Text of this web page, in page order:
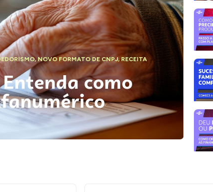
,NOVO FORMATO DE CNPJ,RECEITA
como